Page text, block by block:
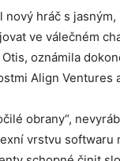
hráč s
ve válečném
oznámila
Align Ventures
obrany“,
vrstvu